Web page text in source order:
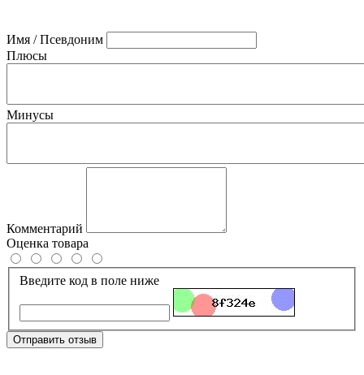
Имя / Псевдоним
Плюсы
Минусы
Комментарий
Оценка товара
Введите код в поле ниже
Отправить отзыв